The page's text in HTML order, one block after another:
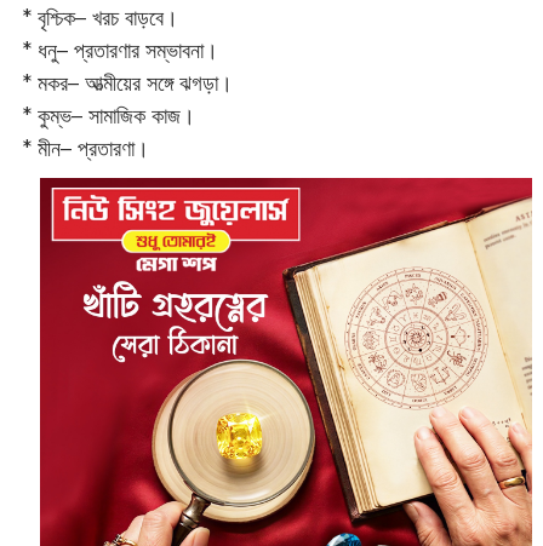
* বৃশ্চিক– খরচ বাড়বে।
* ধনু– প্রতারণার সম্ভাবনা।
* মকর– আত্মীয়ের সঙ্গে ঝগড়া।‌
* কুম্ভ– সামাজিক কাজ।
* মীন– প্রতারণা।‌‌‌‌‌‌‌‌‌‌‌‌‌‌‌‌‌‌‌‌‌‌‌‌‌‌‌‌‌‌‌‌‌‌‌‌‌‌‌‌‌‌‌‌‌‌‌‌